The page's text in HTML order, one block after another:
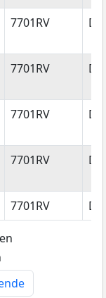
7701RV
7701RV
7701RV
7701RV
7701RV